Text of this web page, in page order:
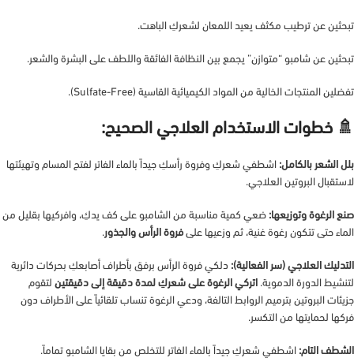
تبحثين عن ترطيب مكثف يعيد اللمعان لشعركِ الباهت.
تبحثين عن شامبو “متوازن” يجمع بين النظافة الفائقة واللطف على البشرة والشعر.
تفضلين المنتجات الخالية من المواد الكيميائية القاسية (Sulfate-Free).
🚿 خطوات الاستخدام العلاجي الصحيح:
بلل الشعر بالكامل: اشطفي شعركِ وفروة رأسكِ جيداً بالماء الفاتر لفتح المسام وتهيئتها
لاستقبال البروتين العلاجي.
صنع الرغوة وتوزيعها: ضعي كمية مناسبة من الشامبو على كف يدكِ، وافركيها بقليل من
الماء حتى تتكون رغوة غنية، ثم وزعيها علىفروة الرأس والجذور.
التدليك العلاجي (سر الفعالية): دلكي فروة الرأس برفق بأطراف أصابعكِ بحركات دائرية
لتنشيط الدورة الدموية. اتركي الرغوة على شعركِ لمدة دقيقة إلى دقيقتين لتقوم
جزيئات البروتين بترميم الروابط التالفة، ودعي الرغوة تنساب تلقائياً على الأطراف دون
فركها لحمايتها من التكسر.
الشطف التام: اشطفي شعركِ جيداً بالماء الفاتر للتخلص من بقايا الشامبو تماماً.